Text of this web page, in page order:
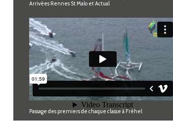
Arrivées Rennes St Malo et Actual
Passage des premiers de chaque classe à Fréhel